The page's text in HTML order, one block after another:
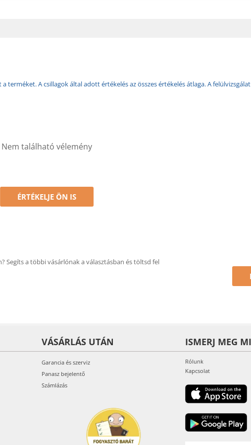
terméket. A csillagok által adott értékelés az összes értékelés átlaga. A
Nem található vélemény
ÉRTÉKELJE ÖN IS
a többi vásárlónak a választásban és töltsd fel
VÁSÁRLÁS UTÁN
Garancia és szerviz
Panasz bejelentő
Számlázás
ISMERJ MEG
Rólunk
Kapcsolat